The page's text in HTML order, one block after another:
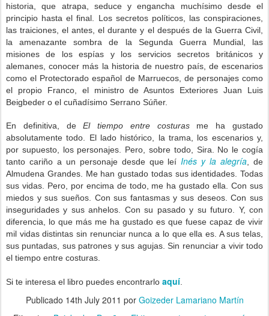
historia, que atrapa, seduce y engancha muchísimo desde el
principio hasta el final. Los secretos políticos, las conspiraciones,
las traiciones, el antes, el durante y el después de la Guerra Civil,
la amenazante sombra de la Segunda Guerra Mundial, las
misiones de los espías y los servicios secretos británicos y
alemanes, conocer más la historia de nuestro país, de escenarios
como el Protectorado español de Marruecos, de personajes como
el propio Franco, el ministro de Asuntos Exteriores Juan Luis
Beigbeder o el cuñadísimo Serrano Súñer.
En definitiva, deEl tiempo entre costurasme ha gustado
absolutamente todo. El lado histórico, la trama, los escenarios y,
por supuesto, los personajes. Pero, sobre todo, Sira. No le cogía
tanto cariño a un personaje desde que leí Inés y la alegría , de
Almudena Grandes. Me han gustado todas sus identidades. Todas
sus vidas. Pero, por encima de todo, me ha gustado ella. Con sus
miedos y sus sueños. Con sus fantasmas y sus deseos. Con sus
inseguridades y sus anhelos. Con su pasado y su futuro. Y, con
diferencia, lo que más me ha gustado es que fuese capaz de vivir
mil vidas distintas sin renunciar nunca a lo que ella es. A sus telas,
sus puntadas, sus patrones y sus agujas. Sin renunciar a vivir todo
el tiempo entre costuras.
Si te interesa el libro puedes encontrarlo aquí
Publicado 14th July 2011 por Goizeder Lamariano Martín